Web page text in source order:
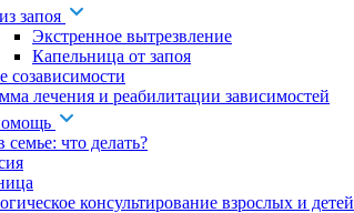
запоя
Экстренное вытрезвление
Капельница от запоя
созависимости
лечения и реабилитации зависимостей
семье: что делать?
консультирование взрослых и детей